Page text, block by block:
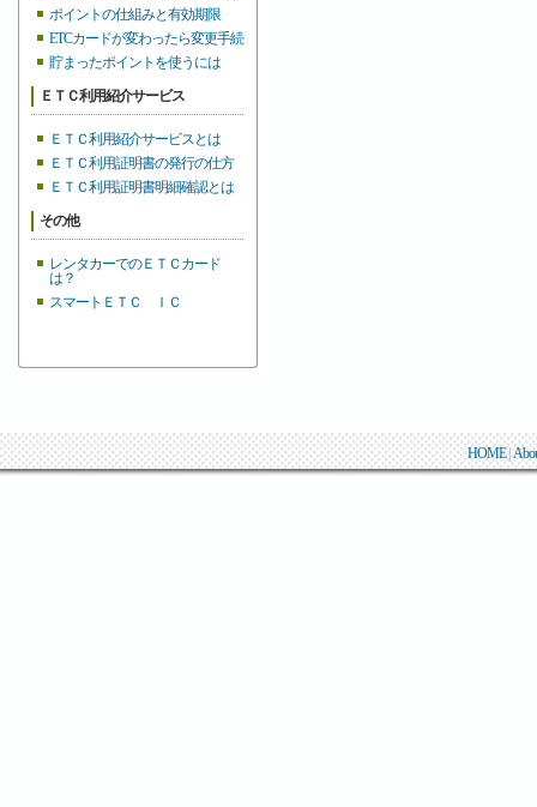
ポイントの仕組みと有効期限
ETCカードが変わったら変更手続
貯まったポイントを使うには
ＥＴＣ利用紹介サービス
ＥＴＣ利用紹介サービスとは
ＥＴＣ利用証明書の発行の仕方
ＥＴＣ利用証明書明細確認とは
その他
レンタカーでのＥＴＣカード
は？
スマートＥＴＣ ＩＣ
HOME|